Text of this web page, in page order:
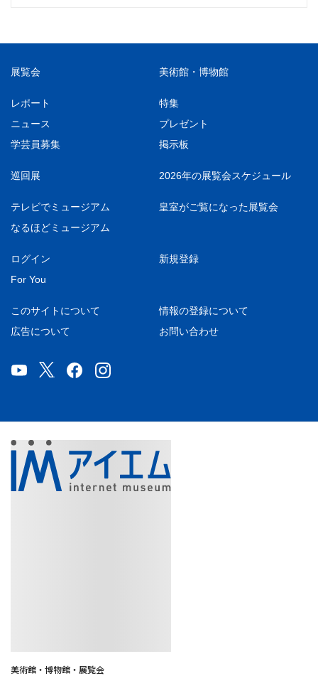
展覧会 美術館・博物館
レポート
特集
ニュース
プレゼント
学芸員募集
掲示板
巡回展 2026年の展覧会スケジュール
テレビでミュージアム
皇室がご覧になった展覧会
なるほどミュージアム
ログイン
新規登録
For You
このサイトについて
情報の登録について
広告について
お問い合わせ
美術館・博物館・展覧会